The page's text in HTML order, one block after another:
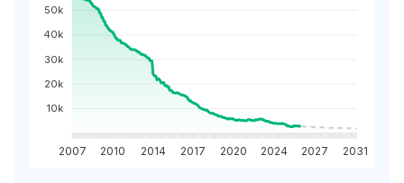
50k
40k
30k
20k
10k
2007 2010 2014 2017 2020 2024 2027 2031